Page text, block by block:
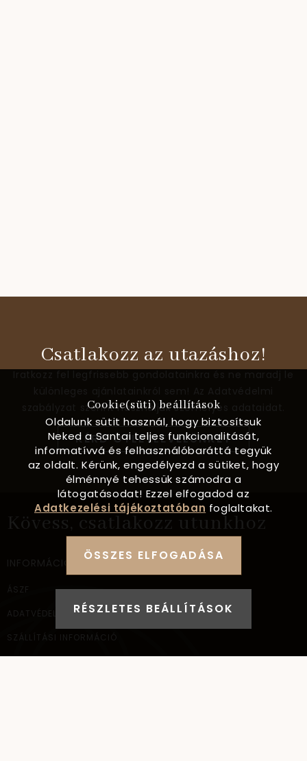
Csatlakozz az utazáshoz!
szabályzat szerint használjuk személyes adataidat.
KÉRD ÖTLETLEVELÜNKET
Kövess, csatlakozz utunkhoz
INFORMÁCIÓ
ÁSZF
ADATVÉDELEM
SZÁLLÍTÁSI INFORMÁCIÓ
Cookie(süti) beállítások
Oldalunk sütit használ, hogy biztosítsuk
Neked a Santai teljes funkcionalitását,
informatívvá és felhasználóbaráttá tegyük
az oldalt. Kérünk, engedélyezd a sütiket, hogy
élménnyé tehessük számodra a
látogatásodat! Ezzel elfogadod az
Adatkezelési tájékoztatóban foglaltakat.
ÖSSZES ELFOGADÁSA
RÉSZLETES BEÁLLÍTÁSOK